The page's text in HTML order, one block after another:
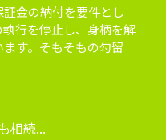
金の納付を要件とし
行を停止し、身柄を解
す。そもそもの勾留
相続...